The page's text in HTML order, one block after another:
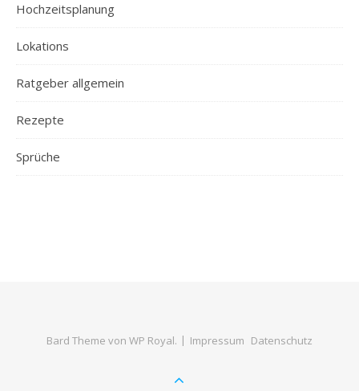
Hochzeitsplanung
Lokations
Ratgeber allgemein
Rezepte
Sprüche
Bard Theme von WP Royal. Impressum Datenschutz